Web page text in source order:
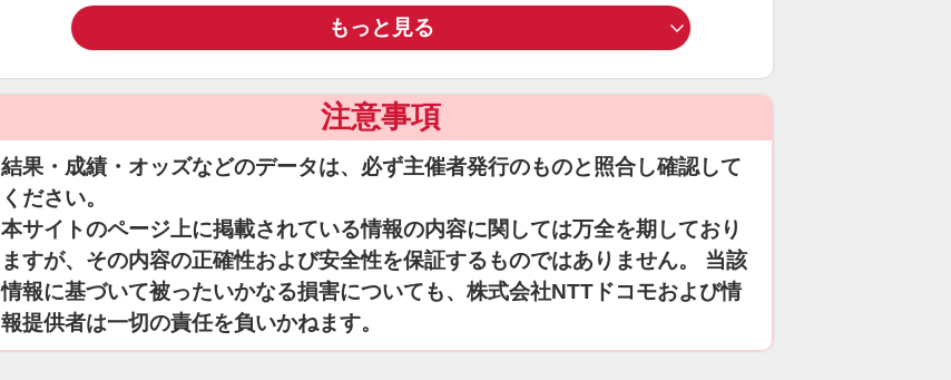
もっと見る
注意事項
結果・成績・オッズなどのデータは、必ず主催者発行のものと照合し確認して
ください。
本サイトのページ上に掲載されている情報の内容に関しては万全を期しており
ますが、その内容の正確性および安全性を保証するものではありません。 当該
情報に基づいて被ったいかなる損害についても、株式会社NTTドコモおよび情
報提供者は一切の責任を負いかねます。